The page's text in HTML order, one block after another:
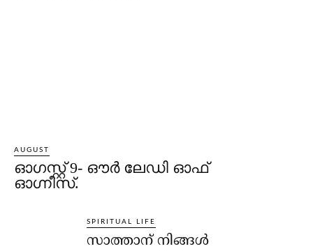
AUGUST
ഓഗസ്റ്റ് 9- ഔര്‍ ലേഡി ഓഫ്
ഓഗ്നീസ്.
SPIRITUAL LIFE
സാത്താന് നിങ്ങള്‍